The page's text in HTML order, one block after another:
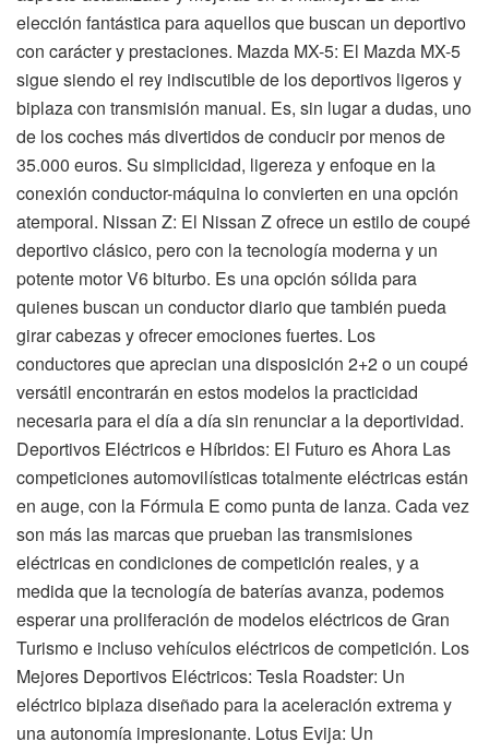
elección fantástica para aquellos que buscan un deportivo
con carácter y prestaciones. Mazda MX-5: El Mazda MX-5
sigue siendo el rey indiscutible de los deportivos ligeros y
biplaza con transmisión manual. Es, sin lugar a dudas, uno
de los coches más divertidos de conducir por menos de
35.000 euros. Su simplicidad, ligereza y enfoque en la
conexión conductor-máquina lo convierten en una opción
atemporal. Nissan Z: El Nissan Z ofrece un estilo de coupé
deportivo clásico, pero con la tecnología moderna y un
potente motor V6 biturbo. Es una opción sólida para
quienes buscan un conductor diario que también pueda
girar cabezas y ofrecer emociones fuertes. Los
conductores que aprecian una disposición 2+2 o un coupé
versátil encontrarán en estos modelos la practicidad
necesaria para el día a día sin renunciar a la deportividad.
Deportivos Eléctricos e Híbridos: El Futuro es Ahora Las
competiciones automovilísticas totalmente eléctricas están
en auge, con la Fórmula E como punta de lanza. Cada vez
son más las marcas que prueban las transmisiones
eléctricas en condiciones de competición reales, y a
medida que la tecnología de baterías avanza, podemos
esperar una proliferación de modelos eléctricos de Gran
Turismo e incluso vehículos eléctricos de competición. Los
Mejores Deportivos Eléctricos: Tesla Roadster: Un
eléctrico biplaza diseñado para la aceleración extrema y
una autonomía impresionante. Lotus Evija: Un